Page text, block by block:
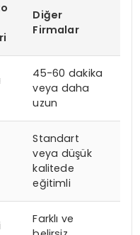
Diğer
Firmalar
45-60 dakika
veya daha
uzun
Standart
veya düşük
kalitede
eğitimli
Farklı ve